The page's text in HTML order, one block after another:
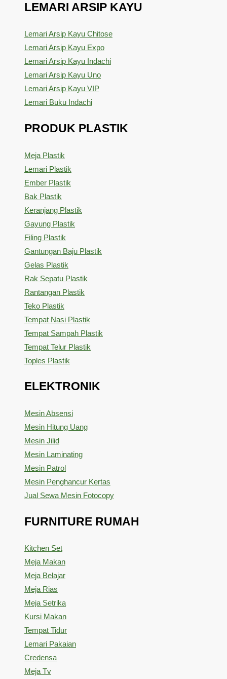
LEMARI ARSIP KAYU
Lemari Arsip Kayu Chitose
Lemari Arsip Kayu Expo
Lemari Arsip Kayu Indachi
Lemari Arsip Kayu Uno
Lemari Arsip Kayu VIP
Lemari Buku Indachi
PRODUK PLASTIK
Meja Plastik
Lemari Plastik
Ember Plastik
Bak Plastik
Keranjang Plastik
Gayung Plastik
Filing Plastik
Gantungan Baju Plastik
Gelas Plastik
Rak Sepatu Plastik
Rantangan Plastik
Teko Plastik
Tempat Nasi Plastik
Tempat Sampah Plastik
Tempat Telur Plastik
Toples Plastik
ELEKTRONIK
Mesin Absensi
Mesin Hitung Uang
Mesin Jilid
Mesin Laminating
Mesin Patrol
Mesin Penghancur Kertas
Jual Sewa Mesin Fotocopy
FURNITURE RUMAH
Kitchen Set
Meja Makan
Meja Belajar
Meja Rias
Meja Setrika
Kursi Makan
Tempat Tidur
Lemari Pakaian
Credensa
Meja Tv